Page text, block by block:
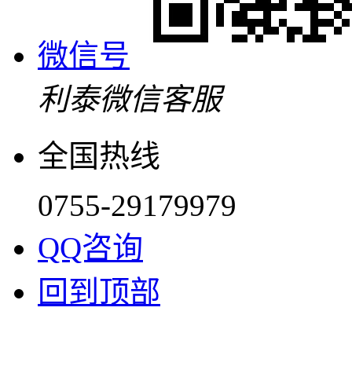
微信号
利泰微信客服
全国热线
0755-29179979
QQ咨询
回到顶部